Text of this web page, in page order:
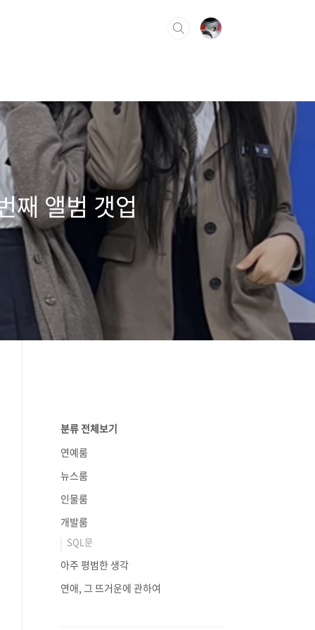
째 앨범 갯업
분류 전체보기
연예룸
뉴스룸
인물룸
개발룸
SQL문
아주 평범한 생각
연애, 그 뜨거운에 관하여